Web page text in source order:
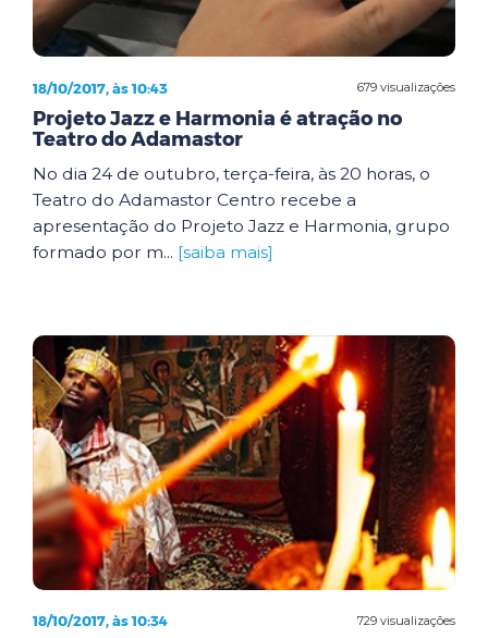
679 visualizações
18/10/2017, às 10:43
Projeto Jazz e Harmonia é atração no
Teatro do Adamastor
No dia 24 de outubro, terça-feira, às 20 horas, o
Teatro do Adamastor Centro recebe a
apresentação do Projeto Jazz e Harmonia, grupo
formado por m... [saiba mais]
729 visualizações
18/10/2017, às 10:34